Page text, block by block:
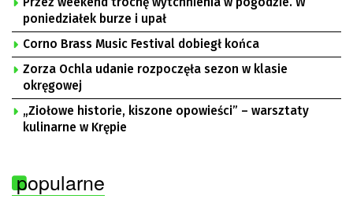
poniedziałek burze i upał
Corno Brass Music Festival dobiegł końca
Zorza Ochla udanie rozpoczęła sezon w klasie
okręgowej
„Ziołowe historie, kiszone opowieści” – warsztaty
kulinarne w Krępie
popularne